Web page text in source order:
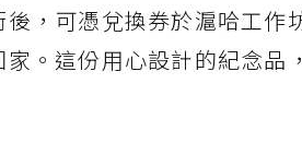
後，可憑兌換券於滬哈工
家。這份用心設計的紀念